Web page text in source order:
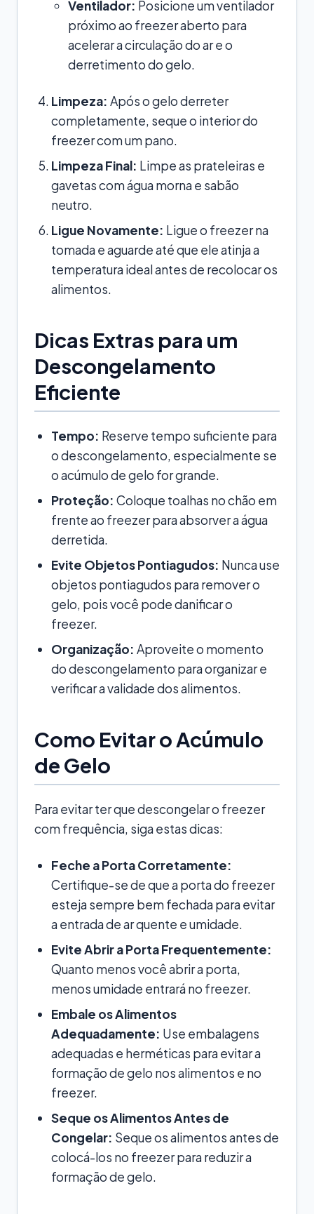
Ventilador: Posicione um ventilador
próximo ao freezer aberto para
acelerar a circulação do ar e o
derretimento do gelo.
Limpeza: Após o gelo derreter
completamente, seque o interior do
freezer com um pano.
Limpeza Final: Limpe as prateleiras e
gavetas com água morna e sabão
neutro.
Ligue Novamente: Ligue o freezer na
tomada e aguarde até que ele atinja a
temperatura ideal antes de recolocar os
alimentos.
Dicas Extras para um
Descongelamento
Eficiente
Tempo: Reserve tempo suficiente para
o descongelamento, especialmente se
o acúmulo de gelo for grande.
Proteção: Coloque toalhas no chão em
frente ao freezer para absorver a água
derretida.
Evite Objetos Pontiagudos: Nunca use
objetos pontiagudos para remover o
gelo, pois você pode danificar o
freezer.
Organização: Aproveite o momento
do descongelamento para organizar e
verificar a validade dos alimentos.
Como Evitar o Acúmulo
de Gelo
Para evitar ter que descongelar o freezer
com frequência, siga estas dicas:
Feche a Porta Corretamente:
Certifique-se de que a porta do freezer
esteja sempre bem fechada para evitar
a entrada de ar quente e umidade.
Evite Abrir a Porta Frequentemente:
Quanto menos você abrir a porta,
menos umidade entrará no freezer.
Embale os Alimentos
Adequadamente: Use embalagens
adequadas e herméticas para evitar a
formação de gelo nos alimentos e no
freezer.
Seque os Alimentos Antes de
Congelar: Seque os alimentos antes de
colocá-los no freezer para reduzir a
formação de gelo.